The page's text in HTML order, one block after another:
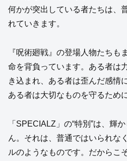
何かが突出している者たちは、
れていきます。
『呪術廻戦』の登場人物たちも
命を背負っています。ある者は
き込まれ、ある者は歪んだ感情
ある者は大切なものを守るため
「SPECIALZ」の“特別”は、輝
ん。それは、普通ではいられな
ルのようなものです。だからこ